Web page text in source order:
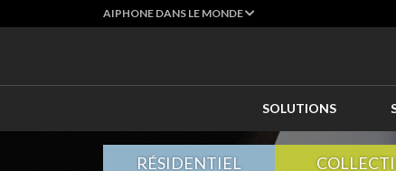
AIPHONE DANS LE MONDE
SOLUTIONS
RÉSIDENTIEL